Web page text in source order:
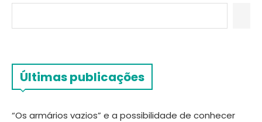
Últimas publicações
“Os armários vazios” e a possibilidade de conhecer